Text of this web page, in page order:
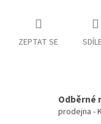
ZEPTAT SE
Odběrné
prodejna -